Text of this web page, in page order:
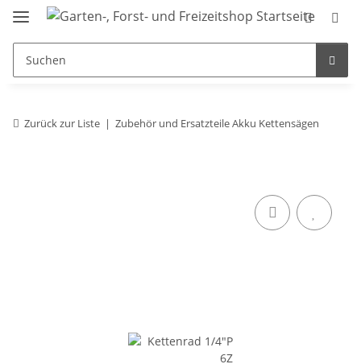
Zurück zur Liste Zubehör und Ersatzteile Akku Kettensägen